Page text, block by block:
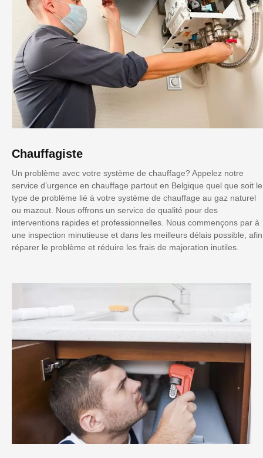
Chauffagiste
Un problème avec votre système de chauffage? Appelez notre
service d’urgence en chauffage partout en Belgique quel que soit le
type de problème lié à votre système de chauffage au gaz naturel
ou mazout. Nous offrons un service de qualité pour des
interventions rapides et professionnelles. Nous commençons par à
une inspection minutieuse et dans les meilleurs délais possible, afin
réparer le problème et réduire les frais de majoration inutiles.